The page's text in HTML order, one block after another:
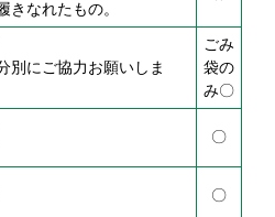
きなれたもの。
別にご協力お願いしま
ごみ
袋の
み〇
〇
〇